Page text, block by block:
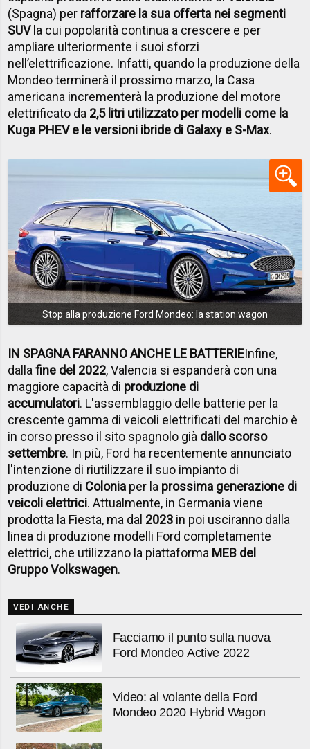
(Spagna) per rafforzare la sua offerta nei segmenti
SUVla cui popolarità continua a crescere e per
ampliare ulteriormente i suoi sforzi
nell’elettrificazione. Infatti, quando la produzione della
Mondeo terminerà il prossimo marzo, la Casa
americana incrementerà la produzione del motore
elettrificato da 2,5 litri utilizzato per modelli come la
Kuga PHEV e le versioni ibride di Galaxy e S-Max.
Stop alla produzione Ford Mondeo: la station wagon
IN SPAGNA FARANNO ANCHE LE BATTERIEInfine,
dallafine del 2022, Valencia si espanderà con una
maggiore capacità di produzione di
accumulatori. L'assemblaggio delle batterie per la
crescente gamma di veicoli elettrificati del marchio è
in corso presso il sito spagnolo già dallo scorso
settembre. In più, Ford ha recentemente annunciato
l'intenzione di riutilizzare il suo impianto di
produzione di Colonia per la prossima generazione di
veicoli elettrici. Attualmente, in Germania viene
prodotta la Fiesta, ma dal 2023 in poi usciranno dalla
linea di produzione modelli Ford completamente
elettrici, che utilizzano la piattaforma MEB del
Gruppo Volkswagen.
VEDI ANCHE
Facciamo il punto sulla nuova
Ford Mondeo Active 2022
Video: al volante della Ford
Mondeo 2020 Hybrid Wagon